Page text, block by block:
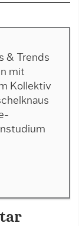
& Trends
mit
Kollektiv